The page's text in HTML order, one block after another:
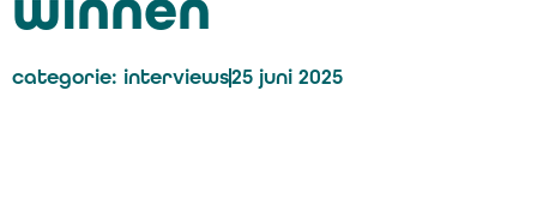
categorie: interviews25 juni 2025